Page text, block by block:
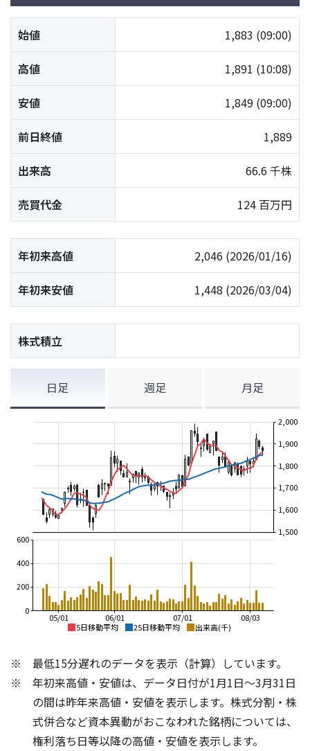
始値 1,883 (09:00)
高値 1,891 (10:08)
安値 1,849 (09:00)
前日終値 1,889
出来高 66.6 千株
売買代金 124 百万円
年初来高値 2,046 (2026/01/16)
年初来安値 1,448 (2026/03/04)
株式積立
日足 週足 月足
5日移動平均 25日移動平均 出来高(千)
08/03
07/01
06/01
05/01
1,500
1,600
1,700
1,800
1,900
2,000
0
200
400
600
1,600
1,800
2,000
3,000
4,000
5,000
最低15分遅れのデータを表示（計算）しています。
年初来高値・安値は、データ日付が1月1日～3月31日
の間は昨年来高値・安値を表示します。株式分割・株
式併合など資本異動がおこなわれた銘柄については、
権利落ち日等以降の高値・安値を表示します。